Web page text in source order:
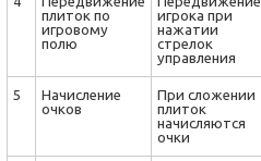
плиток по
игровому
полю
игрока при
нажатии
стрелок
управления
5
Начисление
очков
При сложении
плиток
начисляются
очки